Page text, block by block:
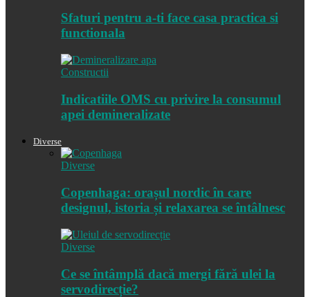
Sfaturi pentru a-ti face casa practica si
functionala
Constructii
Indicatiile OMS cu privire la consumul
apei demineralizate
Diverse
Diverse
Copenhaga: orașul nordic în care
designul, istoria și relaxarea se întâlnesc
Diverse
Ce se întâmplă dacă mergi fără ulei la
servodirecție?